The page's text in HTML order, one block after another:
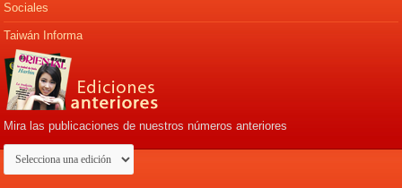
Sociales
Taiwán Informa
Mira las publicaciones de nuestros números anteriores